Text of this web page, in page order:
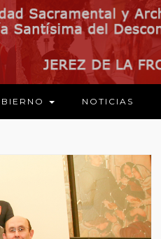
NOTICIAS